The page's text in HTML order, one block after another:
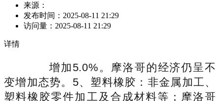
来源：
发布时间： 2025-08-11 21:29
访问量： 2025-08-11 21:29
详情
增加5.0%。摩洛哥的经济仍呈不
变增加态势。5、塑料橡胶：非金属加工、
塑料橡胶零件加工及合成材料等；摩洛哥